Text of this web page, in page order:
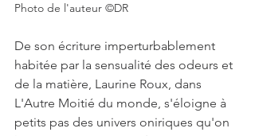
Photo de l'auteur ©DR
De son écriture imperturbablement
habitée par la sensualité des odeurs et
de la matière, Laurine Roux, dans
L'Autre Moitié du monde, s'éloigne à
petits pas des univers oniriques qu'on